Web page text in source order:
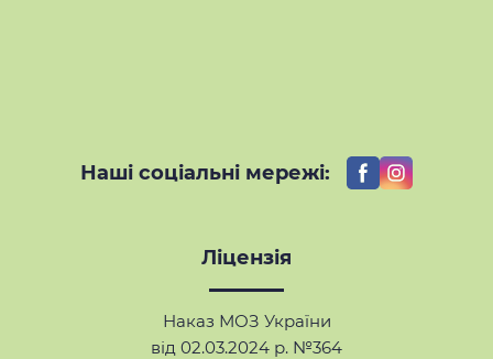
Наші соціальні мережі:
Ліцензія
Наказ МОЗ України
від 02.03.2024 р. №364